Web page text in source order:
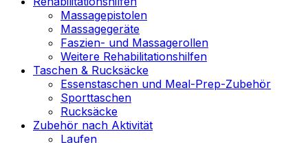
Massagepistolen
Massagegeräte
Faszien- und Massagerollen
Weitere Rehabilitationshilfen
Taschen & Rucksäcke
Essenstaschen und Meal-Prep-Zubehör
Sporttaschen
Rucksäcke
Zubehör nach Aktivität
Laufen